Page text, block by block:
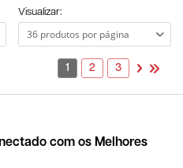
Visualizar:
1 2 3
com os Melhores